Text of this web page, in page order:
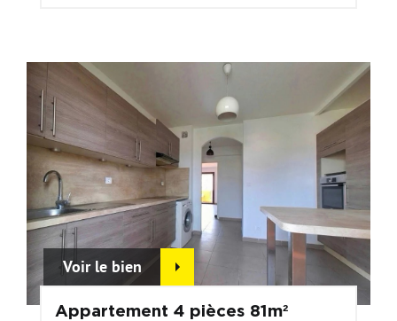
Voir le bien
Appartement 4 pièces 81m²